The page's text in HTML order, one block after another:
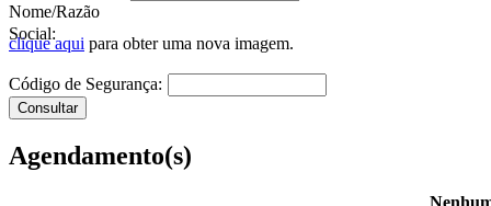
Nome/Razão
Social:
clique aqui para obter uma nova imagem.
Código de Segurança:
Agendamento(s)